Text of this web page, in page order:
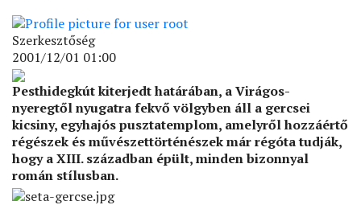
Szerkesztőség
2001/12/01 01:00
Pesthidegkút kiterjedt határában, a Virágos-
nyeregtől nyugatra fekvő völgyben áll a gercsei
kicsiny, egyhajós pusztatemplom, amelyről hozzáértő
régészek és művészettörténészek már régóta tudják,
hogy a XIII. században épült, minden bizonnyal
román stílusban.